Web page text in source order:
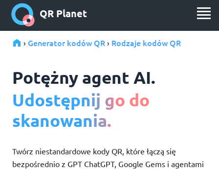
QR Planet
› Generator kodów QR › Rodzaje kodów QR
Potężny agent AI.
Udostępnij go do
skanowania.
Twórz niestandardowe kody QR, które łączą się
bezpośrednio z GPT ChatGPT, Google Gems i agentami